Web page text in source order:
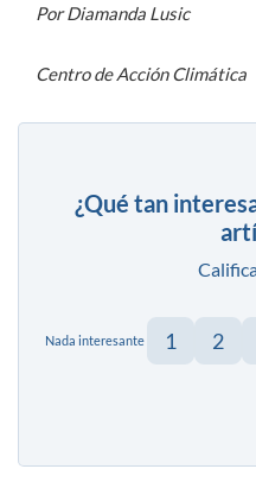
Por Diamanda Lusic
Centro de Acción Climática
¿Qué tan
Nada interesante 1 2